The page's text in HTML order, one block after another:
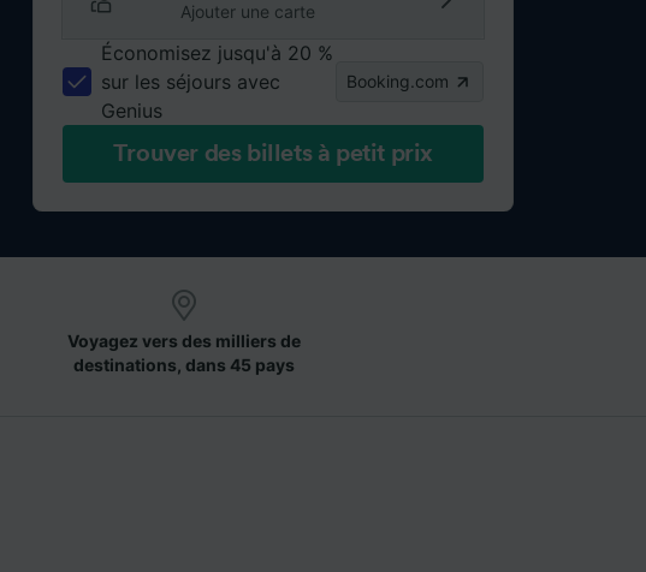
Ajouter une carte
Économisez jusqu'à 20 %
sur les séjours avec
Genius
Booking.com
Trouver des billets à petit prix
Voyagez vers des milliers de
destinations, dans 45 pays